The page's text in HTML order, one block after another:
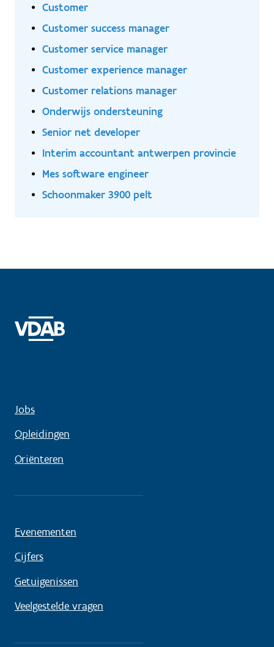
Customer
Customer success manager
Customer service manager
Customer experience manager
Customer relations manager
Onderwijs ondersteuning
Senior net developer
Interim accountant antwerpen provincie
Mes software engineer
Schoonmaker 3900 pelt
Jobs
Opleidingen
Oriënteren
Evenementen
Cijfers
Getuigenissen
Veelgestelde vragen